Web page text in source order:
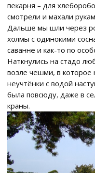
пекарня – для
смотрели и махали
Дальше мы шли через
холмы с одинокими
саванне и как-то по
Наткнулись на стадо
возле чешми, в которое
неучтёнки с водой
была повсюду, даже в
краны.